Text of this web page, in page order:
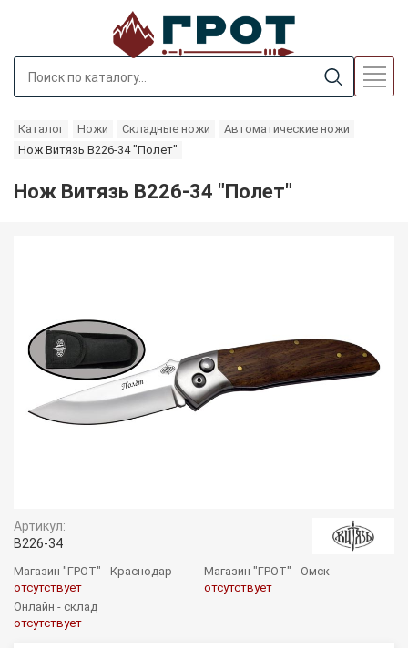
Каталог Ножи Складные ножи
Автоматические ножи
Нож Витязь B226-34 "Полет"
Нож Витязь B226-34 "Полет"
Артикул:
B226-34
Магазин "ГРОТ" - Краснодар
отсутствует
Магазин "ГРОТ" - Омск
отсутствует
Онлайн - склад
отсутствует